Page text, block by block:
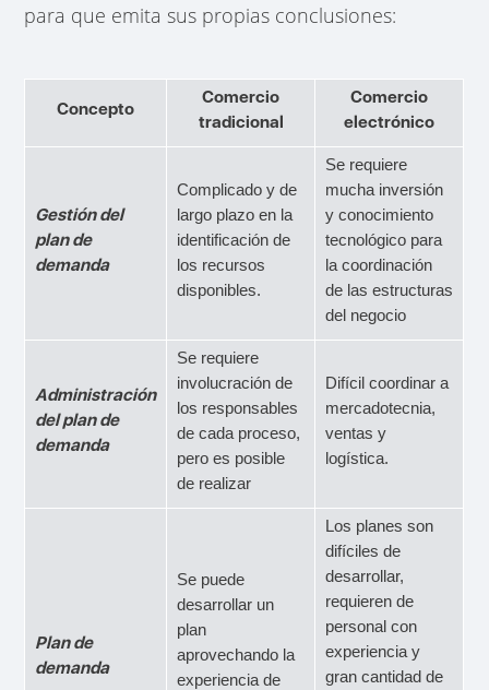
para que emita sus propias conclusiones:
Concepto
Comercio
tradicional
Comercio
electrónico
Gestión del
plan de
demanda
Complicado y de
largo plazo en la
identificación de
los recursos
disponibles.
Se requiere
mucha inversión
y conocimiento
tecnológico para
la coordinación
de las estructuras
del negocio
Administración
del plan de
demanda
Se requiere
involucración de
los responsables
de cada proceso,
pero es posible
de realizar
Difícil coordinar a
mercadotecnia,
ventas y
logística.
Plan de
demanda
Se puede
desarrollar un
plan
aprovechando la
experiencia de
Los planes son
difíciles de
desarrollar,
requieren de
personal con
experiencia y
gran cantidad de